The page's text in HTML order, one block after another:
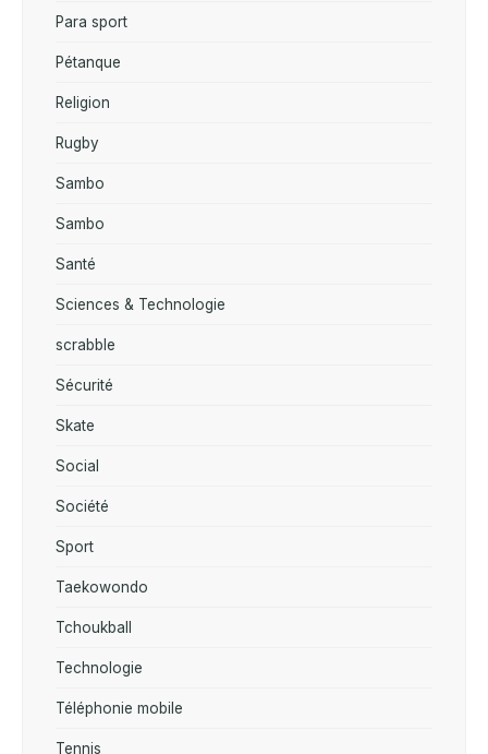
Para sport
Pétanque
Religion
Rugby
Sambo
Sambo
Santé
Sciences & Technologie
scrabble
Sécurité
Skate
Social
Société
Sport
Taekowondo
Tchoukball
Technologie
Téléphonie mobile
Tennis